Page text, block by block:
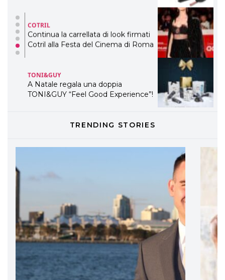
COTRIL
Continua la carrellata di look firmati
Cotril alla Festa del Cinema di Roma
TONI&GUY
A Natale regala una doppia
TONI&GUY “Feel Good Experience”!
LABEL.M lancia la sua innovativa ed
professionali
TRENDING STORIES